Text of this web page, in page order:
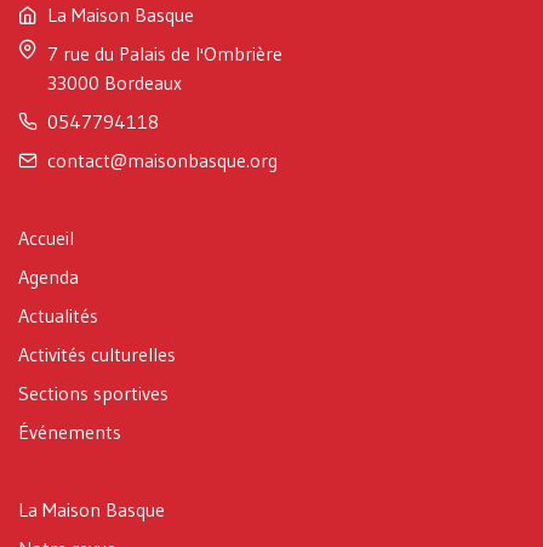
La Maison Basque
7 rue du Palais de l'Ombrière
33000 Bordeaux
0547794118
contact@maisonbasque.org
Accueil
Agenda
Actualités
Activités culturelles
Sections sportives
Événements
La Maison Basque